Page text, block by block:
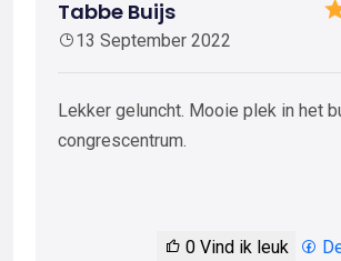
Tabbe Buijs
13 September 2022
Lekker geluncht. Mooie plek in het
congrescentrum.
0 Vind ik leuk